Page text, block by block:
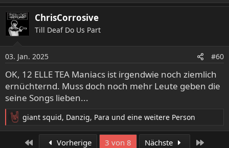
ChrisCorrosive
Till Deaf Do Us Part
03. Jan. 2025 #60
OK, 12 ELLE TEA Maniacs ist irgendwie noch ziemlich
ernüchternd. Muss doch noch mehr Leute geben die
seine Songs lieben...
R
e
giant squid, Danzig, Para und eine weitere Person
Erste Vorherige 3 von 8 Nächste